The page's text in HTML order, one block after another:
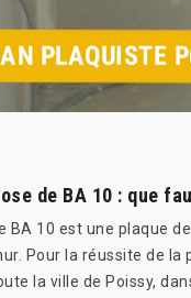
PLAQUISTE
de BA 10 : que
BA 10 est une plaque
Pour la réussite de la
la ville de Poissy,